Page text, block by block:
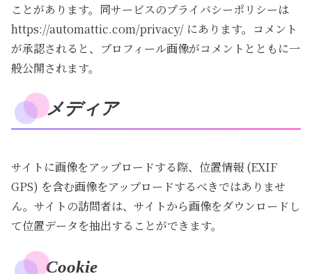
ことがあります。同サービスのプライバシーポリシーは
https://automattic.com/privacy/ にあります。コメント
が承認されると、プロフィール画像がコメントとともに一
般公開されます。
メディア
サイトに画像をアップロードする際、位置情報 (EXIF
GPS) を含む画像をアップロードするべきではありませ
ん。サイトの訪問者は、サイトから画像をダウンロードし
て位置データを抽出することができます。
Cookie